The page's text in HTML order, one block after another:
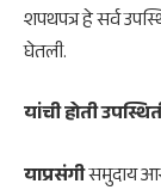
शपथपत्र हे सर्व
घेतली.
यांची होती
याप्रसंगीसमुदाय